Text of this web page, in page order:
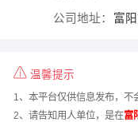
公司地址： 富
温馨提示
1、本平台仅供信息发布，不
2、请告知用人单位，是在富